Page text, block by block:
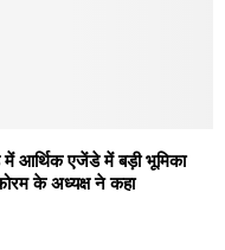
में आर्थिक एजेंडे में बड़ी भूमिका
के अध्यक्ष ने कहा